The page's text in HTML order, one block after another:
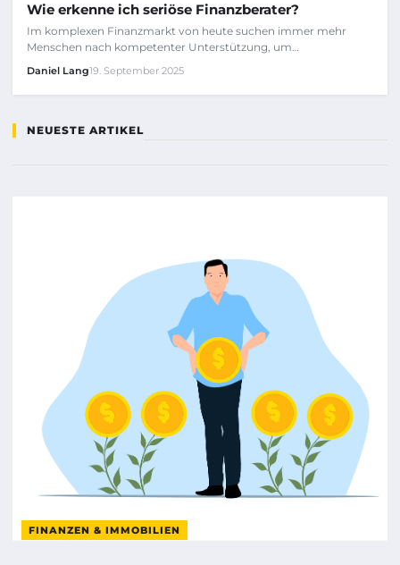
Wie erkenne ich seriöse Finanzberater?
Im komplexen Finanzmarkt von heute suchen immer mehr
Menschen nach kompetenter Unterstützung, um…
Daniel Lang19. September 2025
NEUESTE ARTIKEL
FINANZEN & IMMOBILIEN